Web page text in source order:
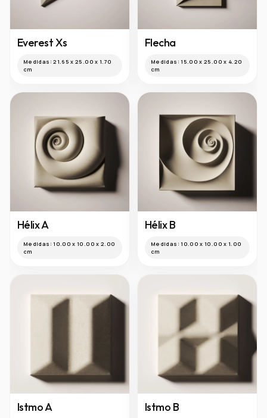
Everest Xs
Medidas:21.65 x 25.00 x 1.70
cm
Flecha
Medidas:15.00 x 25.00 x 4.20
cm
Hélix A
Medidas:10.00 x 10.00 x 2.00
cm
Hélix B
Medidas:10.00 x 10.00 x 1.00
cm
Istmo A Istmo B